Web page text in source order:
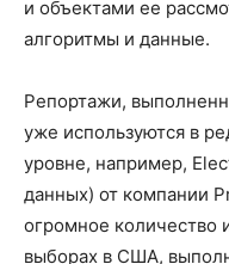
и объектами ее
алгоритмы и данные.
Репортажи,
уже используются в
уровне, например,
данных) от компании
огромное количество
выборах в США,